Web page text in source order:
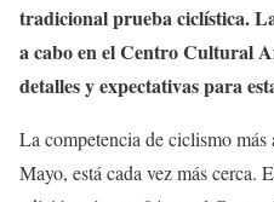
tradicional prueba ciclística.
a cabo en el Centro Cultural
detalles y expectativas para
La competencia de ciclismo
Mayo, está cada vez más cerca.